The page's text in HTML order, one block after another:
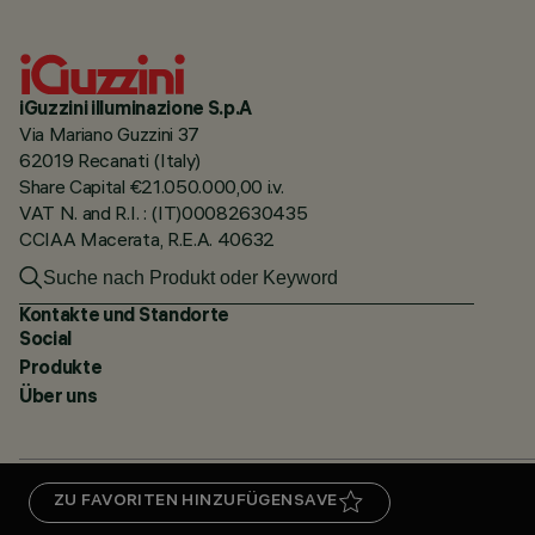
ZU FAVORITEN HINZUFÜGEN SAVE
iGuzzini illuminazione S.p.A
Via Mariano Guzzini 37
62019 Recanati (Italy)
Share Capital €21.050.000,00 i.v.
VAT N. and R.I. : (IT)00082630435
CCIAA Macerata, R.E.A. 40632
Kontakte und Standorte
Social
Produkte
Über uns
DATENSCHUTZRICHTLINIECERTIFICATIONS5 JAHRE PRODUKTGARANTIE